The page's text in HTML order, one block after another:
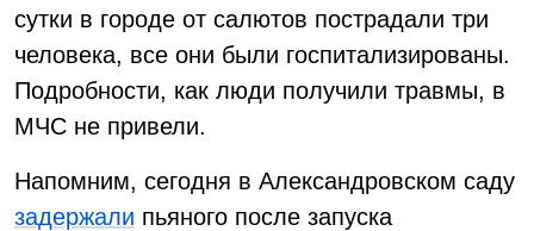
сутки в городе от салютов пострадали три
человека, все они были госпитализированы.
Подробности, как люди получили травмы, в
МЧС не привели.
Напомним, сегодня в Александровском саду
задержали пьяного после запуска